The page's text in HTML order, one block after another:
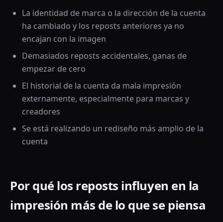
La identidad de marca o la dirección de la cuenta
ha cambiado y los reposts anteriores ya no
encajan con la imagen
Demasiados reposts accidentales, ganas de
empezar de cero
El historial de la cuenta da mala impresión
externamente, especialmente para marcas y
creadores
Se está realizando un rediseño más amplio de la
cuenta
Por qué los reposts influyen en la
impresión más de lo que se piensa